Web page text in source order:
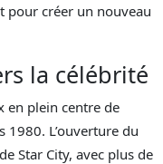
pour créer un nouveau
la célébrité
en plein centre de
1980. L’ouverture du
Star City, avec plus de